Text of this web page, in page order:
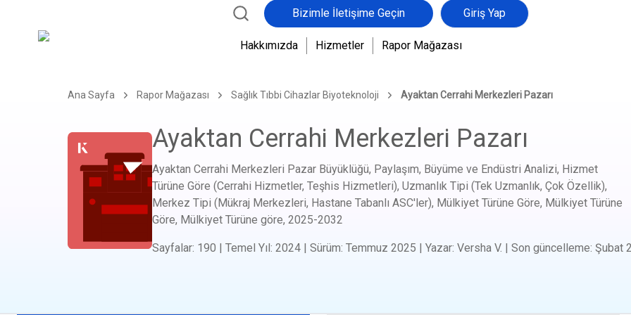
Bizimle İletişime Geçin Giriş Yap
Hakkımızda Hizmetler Rapor Mağazası
Ana Sayfa Rapor Mağazası Sağlık Tıbbi Cihazlar Biyoteknoloji Ayaktan Cerrahi Merkezleri Pazarı
Ayaktan Cerrahi Merkezleri Pazarı
Ayaktan Cerrahi Merkezleri Pazar Büyüklüğü, Paylaşım, Büyüme ve Endüstri Analizi, Hizmet
Türüne Göre (Cerrahi Hizmetler, Teşhis Hizmetleri), Uzmanlık Tipi (Tek Uzmanlık, Çok Özellik),
Merkez Tipi (Mükraj Merkezleri, Hastane Tabanlı ASC'ler), Mülkiyet Türüne Göre, Mülkiyet Türüne
Göre, Mülkiyet Türüne göre, 2025-2032
Sayfalar: 190 | Temel Yıl: 2024 | Sürüm: Temmuz 2025 | Yazar: Versha V. | Son güncelleme: Şubat